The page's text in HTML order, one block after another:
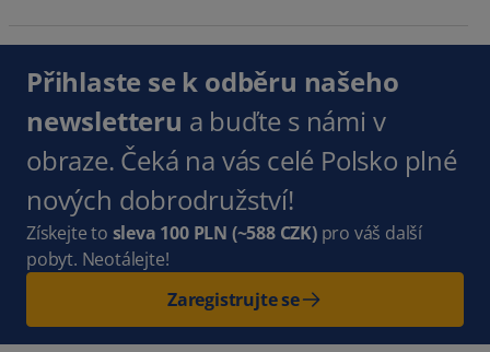
Přihlaste se k odběru našeho
newsletteru a buďte s námi v
obraze. Čeká na vás celé Polsko plné
nových dobrodružství!
Získejte to sleva 100 PLN (~588 CZK) pro váš další
pobyt. Neotálejte!
Zaregistrujte se